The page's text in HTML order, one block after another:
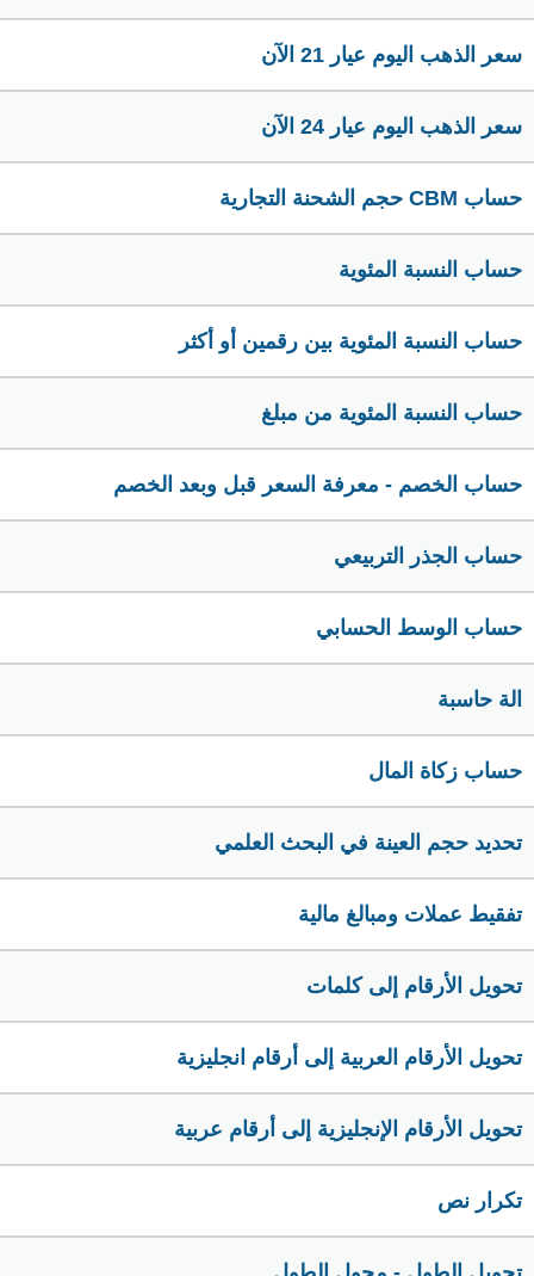
سعر الذهب اليوم عيار 21 الآن
سعر الذهب اليوم عيار 24 الآن
حساب CBM حجم الشحنة التجارية
حساب النسبة المئوية
حساب النسبة المئوية بين رقمين أو أكثر
حساب النسبة المئوية من مبلغ
حساب الخصم - معرفة السعر قبل وبعد الخصم
حساب الجذر التربيعي
حساب الوسط الحسابي
الة حاسبة
حساب زكاة المال
تحديد حجم العينة في البحث العلمي
تفقيط عملات ومبالغ مالية
تحويل الأرقام إلى كلمات
تحويل الأرقام العربية إلى أرقام انجليزية
تحويل الأرقام الإنجليزية إلى أرقام عربية
تكرار نص